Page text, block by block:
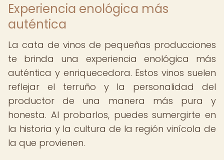
Experiencia enológica más
auténtica
La cata de vinos de pequeñas producciones
te brinda una experiencia enológica más
auténtica y enriquecedora. Estos vinos suelen
reflejar el terruño y la personalidad del
productor de una manera más pura y
honesta. Al probarlos, puedes sumergirte en
la historia y la cultura de la región vinícola de
la que provienen.